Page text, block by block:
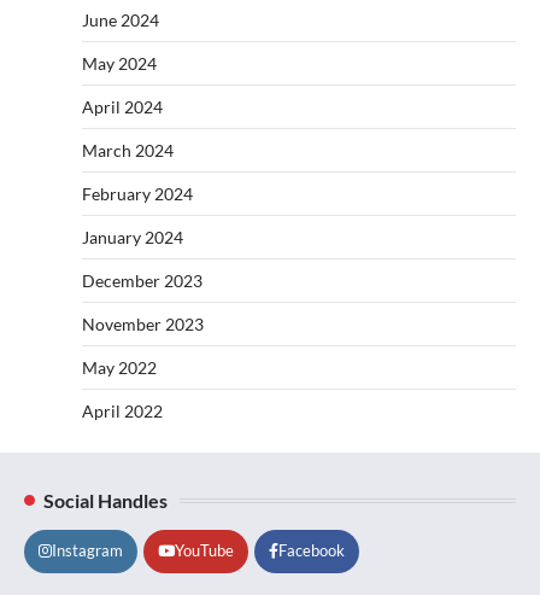
June 2024
May 2024
April 2024
March 2024
February 2024
January 2024
December 2023
November 2023
May 2022
April 2022
Social Handles
Instagram YouTube Facebook